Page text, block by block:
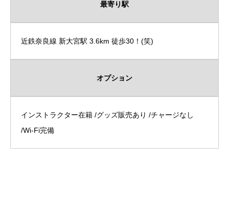
最寄り駅
近鉄奈良線 新大宮駅 3.6km 徒歩30！(笑)
オプション
インストラクター在籍 /グッズ販売あり /チャージなし
/Wi-Fi完備